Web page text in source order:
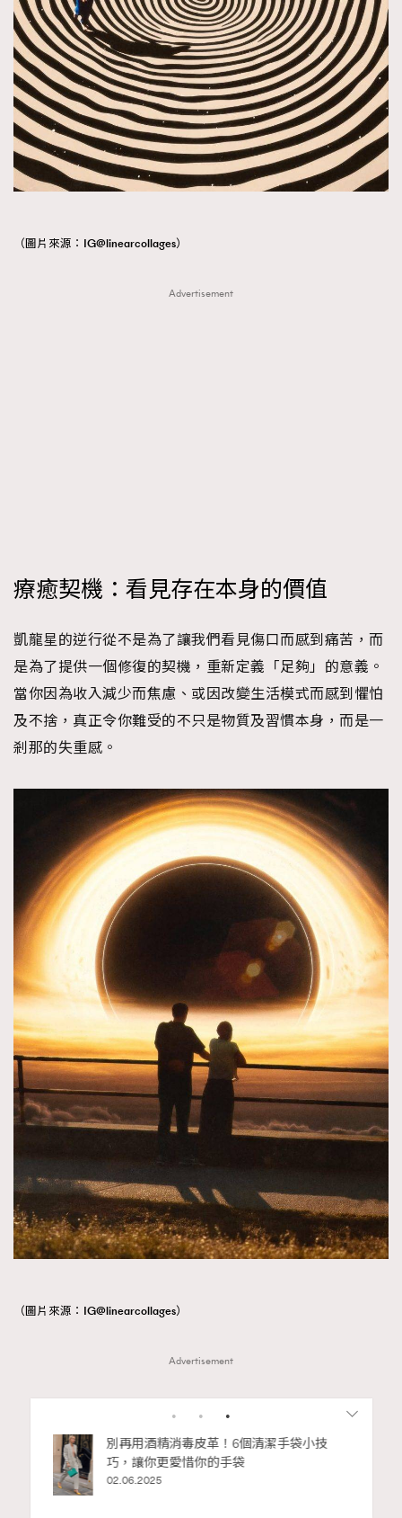
（圖片來源：IG@linearcollages）
Advertisement
療癒契機：看見存在本身的價值
凱龍星的逆行從不是為了讓我們看見傷口而感到痛苦，而
是為了提供一個修復的契機，重新定義「足夠」的意義。
當你因為收入減少而焦慮、或因改變生活模式而感到懼怕
及不捨，真正令你難受的不只是物質及習慣本身，而是一
剎那的失重感。
（圖片來源：IG@linearcollages）
Advertisement